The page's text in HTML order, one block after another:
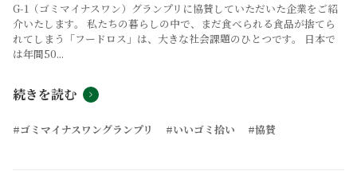
G-1（ゴミマイナスワン）グランプリに協賛していただいた企業をご紹
介いたします。 私たちの暮らしの中で、まだ食べられる食品が捨てら
れてしまう「フードロス」は、大きな社会課題のひとつです。 日本で
は年間50...
続きを読む
#ゴミマイナスワングランプリ #いいゴミ拾い #協賛